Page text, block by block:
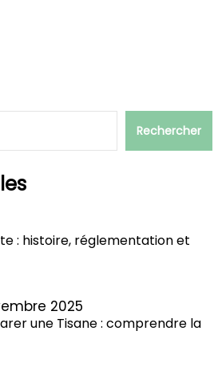
Rechercher
: histoire, réglementation et
2025
une Tisane : comprendre la